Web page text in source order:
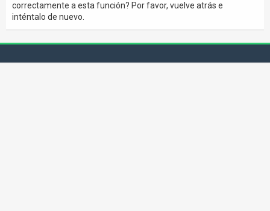
correctamente a esta función? Por favor, vuelve atrás e
inténtalo de nuevo.